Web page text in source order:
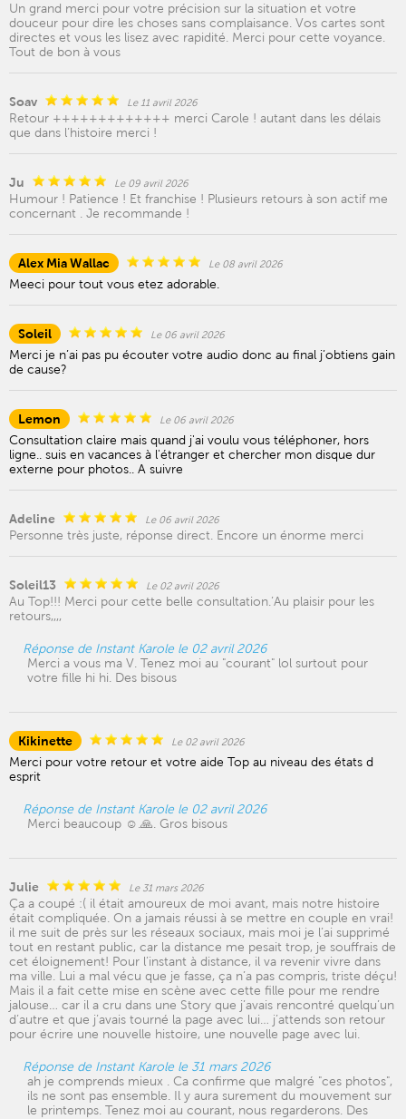
Un grand merci pour votre précision sur la situation et votre
douceur pour dire les choses sans complaisance. Vos cartes sont
directes et vous les lisez avec rapidité. Merci pour cette voyance.
Tout de bon à vous
Soav Le 11 avril 2026
Retour +++++++++++++ merci Carole ! autant dans les délais
que dans l’histoire merci !
Ju Le 09 avril 2026
Humour ! Patience ! Et franchise ! Plusieurs retours à son actif me
concernant . Je recommande !
Alex Mia Wallac Le 08 avril 2026
Meeci pour tout vous etez adorable.
Soleil Le 06 avril 2026
Merci je n’ai pas pu écouter votre audio donc au final j’obtiens gain
de cause?
Lemon Le 06 avril 2026
Consultation claire mais quand j'ai voulu vous téléphoner, hors
ligne.. suis en vacances à l'étranger et chercher mon disque dur
externe pour photos.. A suivre
Adeline Le 06 avril 2026
Personne très juste, réponse direct. Encore un énorme merci
Soleil13 Le 02 avril 2026
Au Top!!! Merci pour cette belle consultation.’Au plaisir pour les
retours,,,,
Réponse de Instant Karole le 02 avril 2026
Merci a vous ma V. Tenez moi au "courant" lol surtout pour
votre fille hi hi. Des bisous
Kikinette Le 02 avril 2026
Merci pour votre retour et votre aide Top au niveau des états d
esprit
Réponse de Instant Karole le 02 avril 2026
Merci beaucoup ☺️.🙏. Gros bisous
Julie Le 31 mars 2026
Ça a coupé :( il était amoureux de moi avant, mais notre histoire
était compliquée. On a jamais réussi à se mettre en couple en vrai!
il me suit de près sur les réseaux sociaux, mais moi je l’ai supprimé
tout en restant public, car la distance me pesait trop, je souffrais de
cet éloignement! Pour l’instant à distance, il va revenir vivre dans
ma ville. Lui a mal vécu que je fasse, ça n’a pas compris, triste déçu!
Mais il a fait cette mise en scène avec cette fille pour me rendre
jalouse… car il a cru dans une Story que j’avais rencontré quelqu’un
d’autre et que j’avais tourné la page avec lui… j’attends son retour
pour écrire une nouvelle histoire, une nouvelle page avec lui.
Réponse de Instant Karole le 31 mars 2026
ah je comprends mieux . Ca confirme que malgré "ces photos",
ils ne sont pas ensemble. Il y aura surement du mouvement sur
le printemps. Tenez moi au courant, nous regarderons. Des